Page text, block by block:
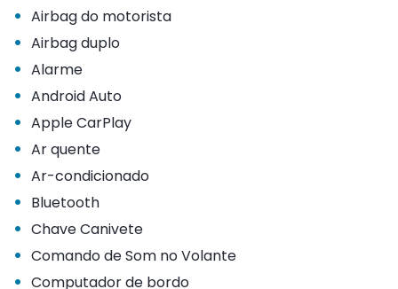
• Airbag do motorista
• Airbag duplo
• Alarme
• Android Auto
• Apple CarPlay
• Ar quente
• Ar-condicionado
• Bluetooth
• Chave Canivete
• Comando de Som no Volante
• Computador de bordo